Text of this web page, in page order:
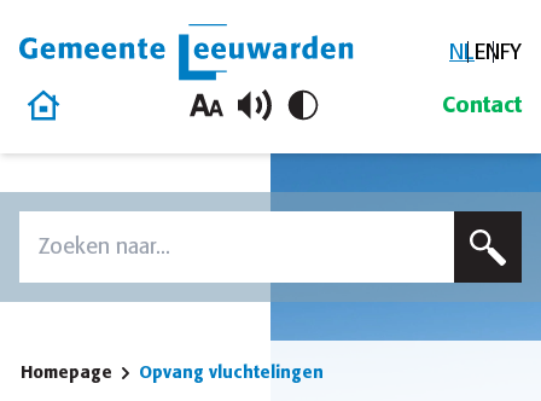
Gemeente Leeuwarden NLENFY
Homepage
Contact
Homepage Opvang vluchtelingen